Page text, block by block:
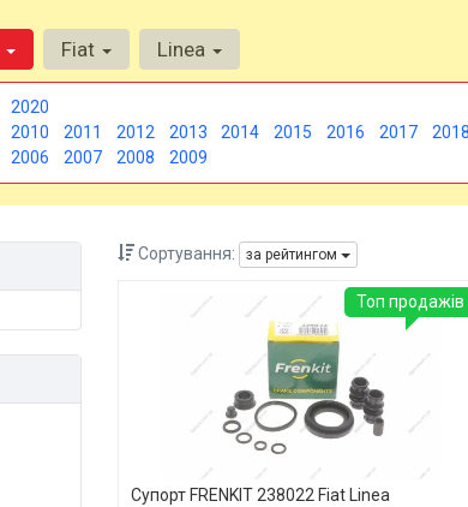
2020
2010 2011 2012 2013 2014 2015 2016 2017 2018
2006 2007 2008 2009
Fiat Linea
Сортування: за рейтингом
Супорт FRENKIT 238022 Fiat Linea
Топ продажів